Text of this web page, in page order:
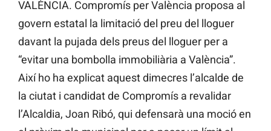
VALÈNCIA. Compromís per València proposa al
govern estatal la limitació del preu del lloguer
davant la pujada dels preus del lloguer per a
“evitar una bombolla immobiliària a València”.
Així ho ha explicat aquest dimecres l’alcalde de
la ciutat i candidat de Compromís a revalidar
l’Alcaldia, Joan Ribó, qui defensarà una moció en